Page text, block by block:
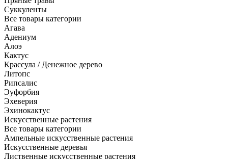
Суккуленты
Все товары категории
Агава
Адениум
Алоэ
Кактус
Крассула / Денежное дерево
Литопс
Рипсалис
Эуфорбия
Эхеверия
Эхинокактус
Искусственные растения
Все товары категории
Ампельные искусственные растения
Искусственные деревья
Лиственные искусственные растения